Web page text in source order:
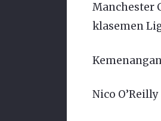
Manchester
klasemen
Nico